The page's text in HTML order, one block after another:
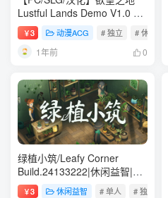
Lustful Lands Demo V1.0 汉
化版【210M】
￥3 动漫ACG # 独立 # 休闲
1年前 0
绿植小筑/Leafy Corner
Build.24133222|休闲益智|容
量630B|免安装绿色中文版
￥3 休闲益智 # 单人 # 独立